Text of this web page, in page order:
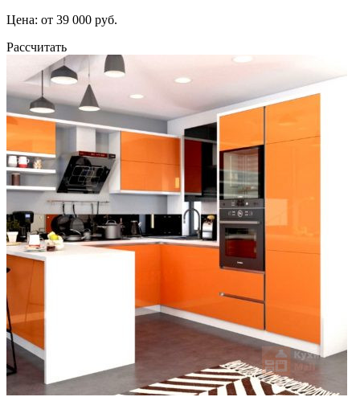
Цена: от 39 000 руб.
Рассчитать